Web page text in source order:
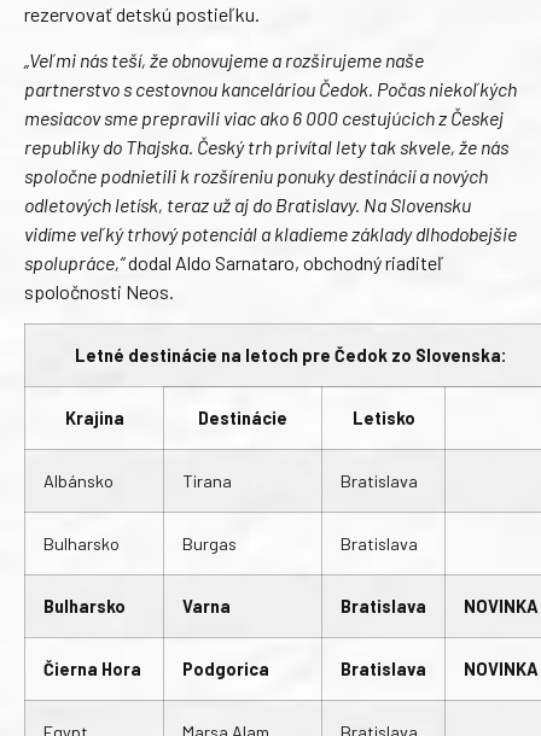
rezervovať detskú postieľku.
„Veľmi nás teší, že obnovujeme a rozširujeme naše
partnerstvo s cestovnou kanceláriou Čedok. Počas niekoľkých
mesiacov sme prepravili viac ako 6 000 cestujúcich z Českej
republiky do Thajska. Český trh privítal lety tak skvele, že nás
spoločne podnietili k rozšíreniu ponuky destinácií a nových
odletových letísk, teraz už aj do Bratislavy. Na Slovensku
vidíme veľký trhový potenciál a kladieme základy dlhodobejšie
spolupráce,“dodal Aldo Sarnataro, obchodný riaditeľ
spoločnosti Neos.
Letné destinácie na letoch pre Čedok zo Slovenska:
Krajina Destinácie Letisko
Albánsko Tirana Bratislava
Bulharsko Burgas Bratislava
Bulharsko Varna Bratislava NOVINKA
Čierna Hora Podgorica Bratislava NOVINKA